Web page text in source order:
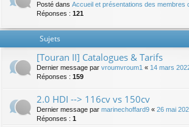
Posté dans Accueil et présentations des membres
Réponses : 121
Sujets
[Touran II] Catalogues & Tarifs
Dernier message par vroumvroum1 « 14 mars
Réponses : 159
2.0 HDI --> 116cv vs 150cv
Dernier message par marinechoffard9 « 26 mai
Réponses : 1